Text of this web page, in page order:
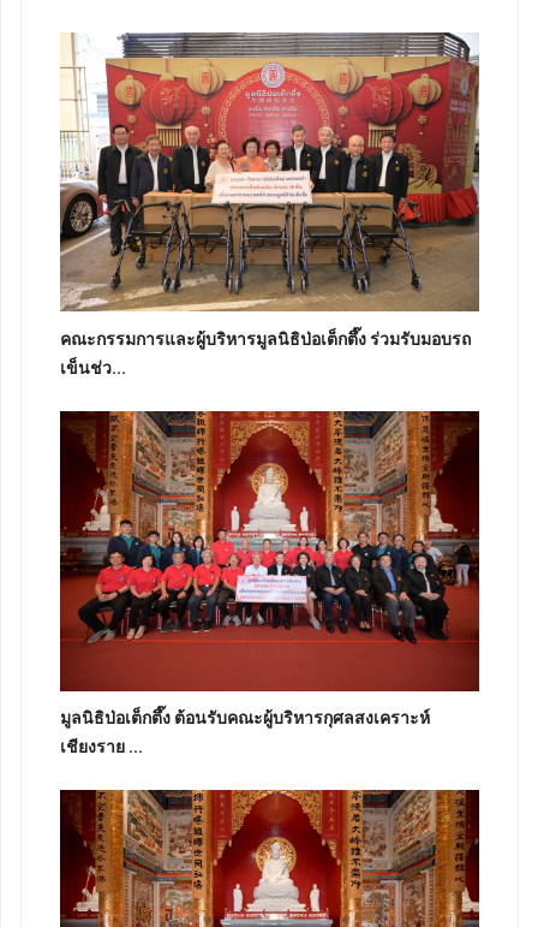
คณะกรรมการและผู้บริหารมูลนิธิป่อเต็กตึ๊ง ร่วมรับมอบรถ
เข็นช่ว...
มูลนิธิป่อเต็กตึ๊ง ต้อนรับคณะผู้บริหารกุศลสงเคราะห์
เชียงราย ...